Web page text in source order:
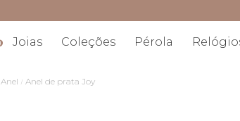
Joias Coleções Pérola Relógios
Anel Anel de prata Joy